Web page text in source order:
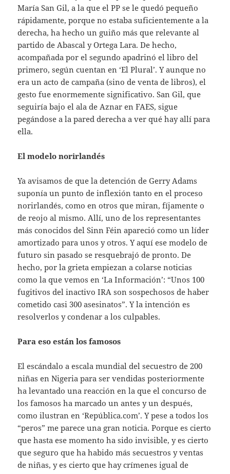
María San Gil, a la que el PP se le quedó pequeño
rápidamente, porque no estaba suficientemente a la
derecha, ha hecho un guiño más que relevante al
partido de Abascal y Ortega Lara. De hecho,
acompañada por el segundo apadrinó el libro del
primero, según cuentan en ‘El Plural’. Y aunque no
era un acto de campaña (sino de venta de libros), el
gesto fue enormemente significativo. San Gil, que
seguiría bajo el ala de Aznar en FAES, sigue
pegándose a la pared derecha a ver qué hay allí para
ella.
El modelo norirlandés
Ya avisamos de que la detención de Gerry Adams
suponía un punto de inflexión tanto en el proceso
norirlandés, como en otros que miran, fíjamente o
de reojo al mismo. Allí, uno de los representantes
más conocidos del Sinn Féin apareció como un líder
amortizado para unos y otros. Y aquí ese modelo de
futuro sin pasado se resquebrajó de pronto. De
hecho, por la grieta empiezan a colarse noticias
como la que vemos en ‘La Información’: “Unos 100
fugitivos del inactivo IRA son sospechosos de haber
cometido casi 300 asesinatos”. Y la intención es
resolverlos y condenar a los culpables.
Para eso están los famosos
El escándalo a escala mundial del secuestro de 200
niñas en Nigeria para ser vendidas posteriormente
ha levantado una reacción en la que el concurso de
los famosos ha marcado un antes y un después,
como ilustran en ‘República.com’. Y pese a todos los
“peros” me parece una gran noticia. Porque es cierto
que hasta ese momento ha sido invisible, y es cierto
que seguro que ha habido más secuestros y ventas
de niñas, y es cierto que hay crímenes igual de